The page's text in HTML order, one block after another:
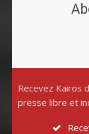
Recevez Kairos
presse libre et